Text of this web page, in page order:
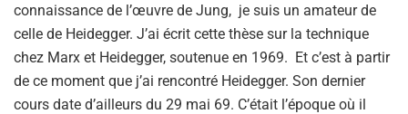
connaissance de l’œuvre de Jung, je suis un amateur de
celle de Heidegger. J’ai écrit cette thèse sur la technique
chez Marx et Heidegger, soutenue en 1969. Et c’est à partir
de ce moment que j’ai rencontré Heidegger. Son dernier
cours date d’ailleurs du 29 mai 69. C’était l’époque où il